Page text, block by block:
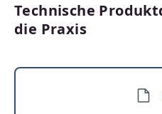
Technische
die Praxis